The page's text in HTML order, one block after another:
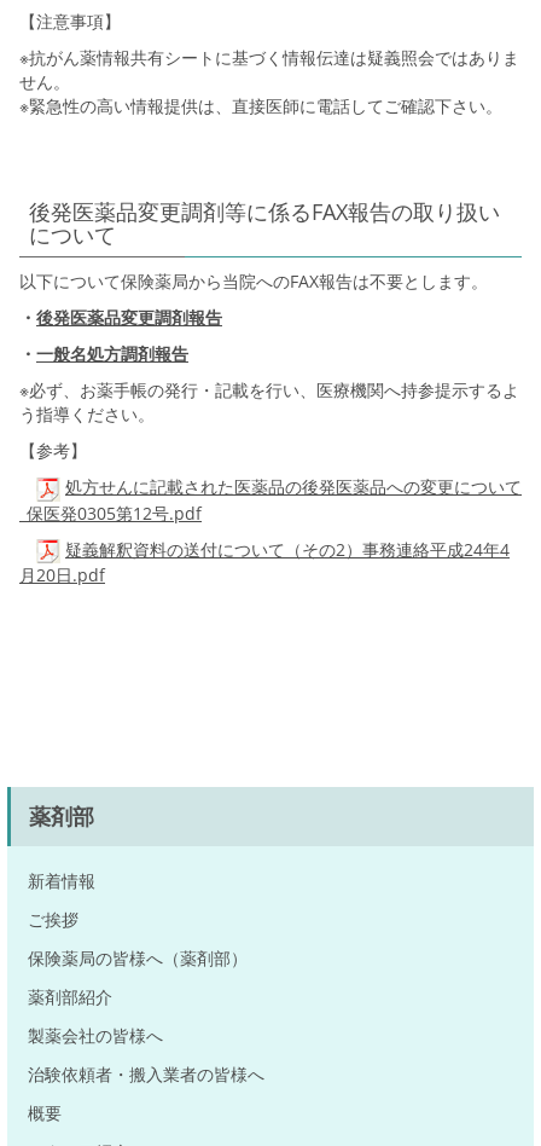
【注意事項】
※抗がん薬情報共有シートに基づく情報伝達は疑義照会ではありま
せん。
※緊急性の高い情報提供は、直接医師に電話してご確認下さい。
後発医薬品変更調剤等に係るFAX報告の取り扱い
について
以下について保険薬局から当院へのFAX報告は不要とします。
・ 後発医薬品変更調剤報告
・ 一般名処方調剤報告
※必ず、お薬手帳の発行・記載を行い、医療機関へ持参提示するよ
う指導ください。
【参考】
処方せんに記載された医薬品の後発医薬品への変更について
_保医発0305第12号.pdf
疑義解釈資料の送付について（その2）事務連絡平成24年4
月20日.pdf
薬剤部
新着情報
ご挨拶
保険薬局の皆様へ（薬剤部）
薬剤部紹介
製薬会社の皆様へ
治験依頼者・搬入業者の皆様へ
概要